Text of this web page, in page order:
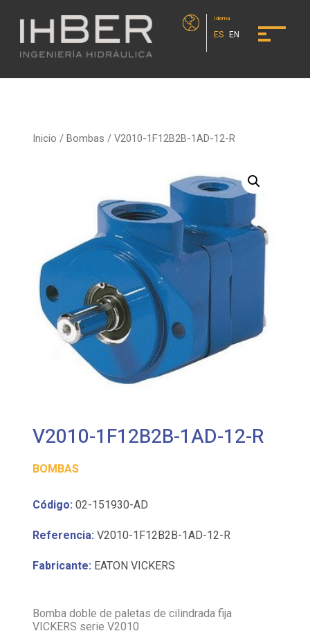
Idioma
ES EN
Inicio /Bombas / V2010-1F12B2B-1AD-12-R
V2010-1F12B2B-1AD-12-R
BOMBAS
Código: 02-151930-AD
Referencia: V2010-1F12B2B-1AD-12-R
Fabricante: EATON VICKERS
Bomba doble de paletas de cilindrada fija
VICKERS serie V2010